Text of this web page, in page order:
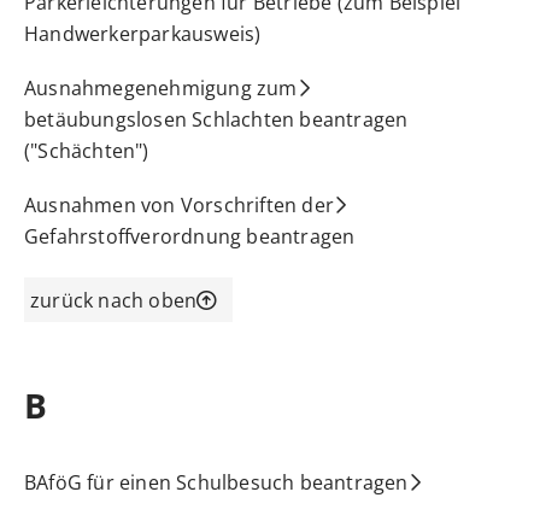
Handwerkerparkausweis)
Ausnahmegenehmigung zum
betäubungslosen Schlachten beantragen
("Schächten")
Ausnahmen von Vorschriften der
Gefahrstoffverordnung beantragen
zurück nach oben
B
BAföG für einen Schulbesuch beantragen